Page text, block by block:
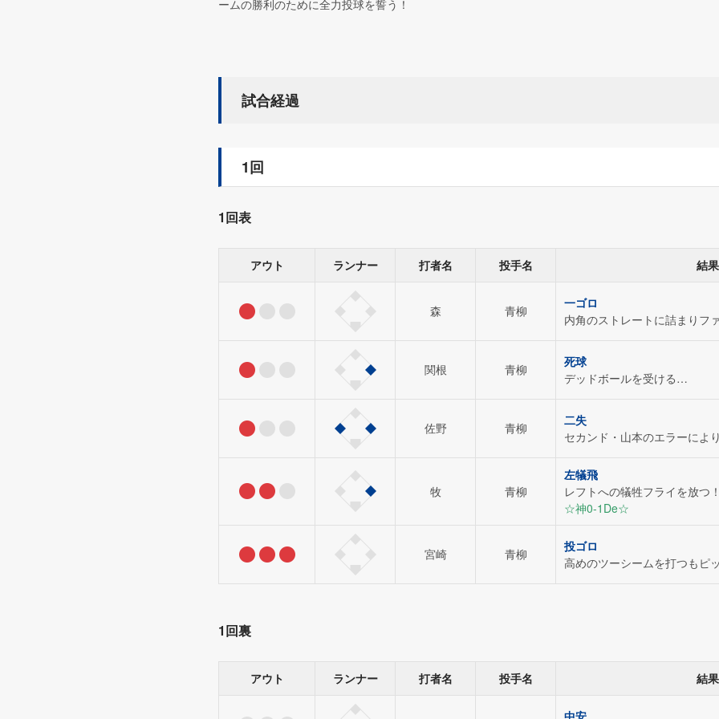
ームの勝利のために全力投球を誓う！
試合経過
1回
1回表
アウト ランナー 打者名 投手名 結果
森 青柳
一ゴロ
内角のストレートに詰まりフ
関根 青柳
死球
デッドボールを受ける…
佐野 青柳
二失
セカンド・山本のエラーによ
牧 青柳
左犠飛
レフトへの犠牲フライを放つ！
☆神0-1De☆
宮崎 青柳
投ゴロ
高めのツーシームを打つもピ
1回裏
アウト ランナー 打者名 投手名 結果